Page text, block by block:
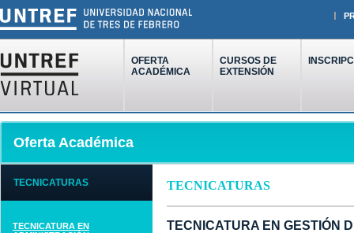
OFERTA
ACADÉMICA
CURSOS DE
EXTENSIÓN
Oferta Académica
TECNICATURAS
TECNICATURA EN
TECNICATURAS
TECNICATURA EN GESTIÓN